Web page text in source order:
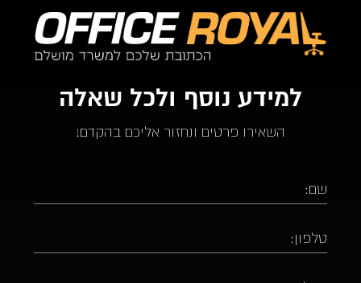
למידע נוסף ולכל שאלה
השאירו פרטים ונחזור אליכם בהקדם!